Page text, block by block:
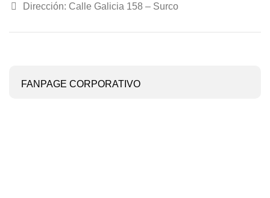
Dirección: Calle Galicia 158 – Surco
FANPAGE CORPORATIVO